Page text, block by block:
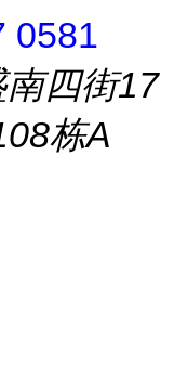
0581
四街17
栋A